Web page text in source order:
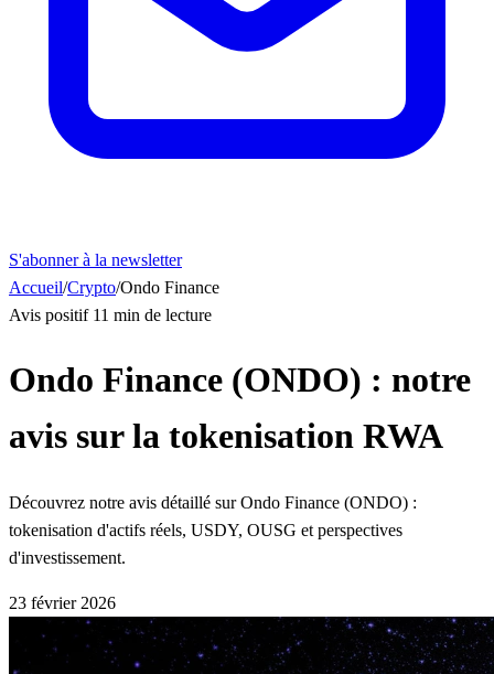
S'abonner à la newsletter
Accueil/Crypto/Ondo Finance
Avis positif 11 min de lecture
Ondo Finance (ONDO) : notre
avis sur la tokenisation RWA
Découvrez notre avis détaillé sur Ondo Finance (ONDO) :
tokenisation d'actifs réels, USDY, OUSG et perspectives
d'investissement.
23 février 2026